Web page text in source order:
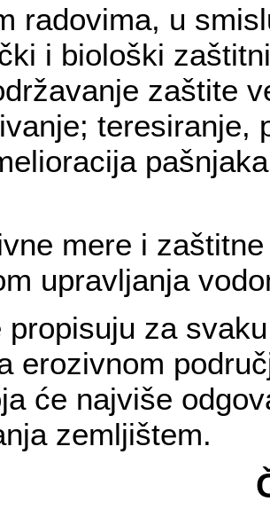
radovima, u
i biološki
zaštite
teresiranje,
mere i
upravljanja
propisuju za
erozivnom
će najviše
zemljištem.